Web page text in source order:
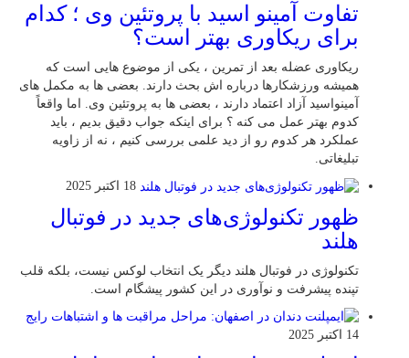
تفاوت آمینو اسید با پروتئین وی ؛ کدام
برای ریکاوری بهتر است؟
ریکاوری عضله بعد از تمرین ، یکی از موضوع‌ هایی‌ است که
همیشه ورزشکارها درباره‌ اش بحث دارند. بعضی‌ ها به مکمل‌ های
آمینواسید آزاد اعتماد دارند ، بعضی‌ ها به پروتئین وی. اما واقعاً
کدوم بهتر عمل می‌ کنه ؟ برای اینکه جواب دقیق بدیم ، باید
عملکرد هر کدوم رو از دید علمی بررسی کنیم ، نه از زاویه
تبلیغاتی.
18 اکتبر 2025
ظهور تکنولوژی‌های جدید در فوتبال
هلند
تکنولوژی در فوتبال هلند دیگر یک انتخاب لوکس نیست، بلکه قلب
تپنده پیشرفت و نوآوری در این کشور پیشگام است.
14 اکتبر 2025